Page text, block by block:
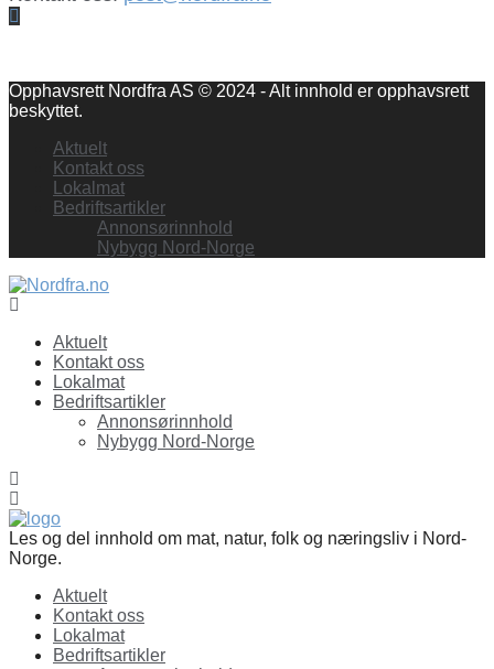
Opphavsrett Nordfra AS © 2024 - Alt innhold er opphavsrett
beskyttet.
Aktuelt
Kontakt oss
Lokalmat
Bedriftsartikler
Annonsørinnhold
Nybygg Nord-Norge
Aktuelt
Kontakt oss
Lokalmat
Bedriftsartikler
Annonsørinnhold
Nybygg Nord-Norge
Les og del innhold om mat, natur, folk og næringsliv i Nord-
Norge.
Aktuelt
Kontakt oss
Lokalmat
Bedriftsartikler